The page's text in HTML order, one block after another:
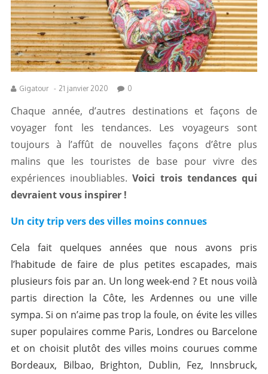
Gigatour - 21 janvier 2020 0
Chaque année, d’autres destinations et façons de
voyager font les tendances. Les voyageurs sont
toujours à l’affût de nouvelles façons d’être plus
malins que les touristes de base pour vivre des
expériences inoubliables.Voici trois tendances qui
devraient vous inspirer !
Un city trip vers des villes moins connues
Cela fait quelques années que nous avons pris
l’habitude de faire de plus petites escapades, mais
plusieurs fois par an. Un long week-end ? Et nous voilà
partis direction la Côte, les Ardennes ou une ville
sympa. Si on n’aime pas trop la foule, on évite les villes
super populaires comme Paris, Londres ou Barcelone
et on choisit plutôt des villes moins courues comme
Bordeaux, Bilbao, Brighton, Dublin, Fez, Innsbruck,